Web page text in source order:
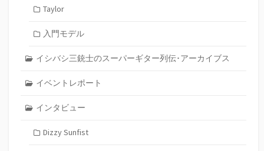
Taylor
入門モデル
イシバシ三銃士のスーパーギター列伝･アーカイブス
イベントレポート
インタビュー
Dizzy Sunfist